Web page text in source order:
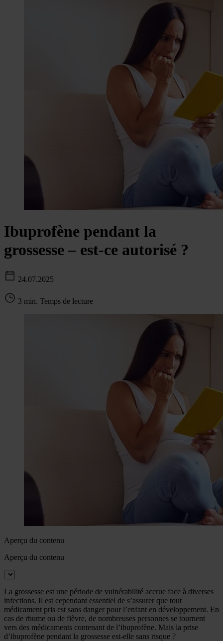
Ibuprofène pendant la
grossesse – est-ce autorisé ?
24.07.2025
3 min. Temps de lecture
Aperçu du contenu
Aperçu du contenu
La grossesse est une période de vulnérabilité accrue face à diverses
infections. Il est cependant essentiel de s’assurer que tout
médicament pris est sans danger pour l’enfant en développement. En
cas de rhume ou de fièvre, de nombreuses personnes se tournent
vers des médicaments contenant de l’ibuprofène. Mais la prise
d’ibuprofène pendant la grossesse est-elle sans risque ?